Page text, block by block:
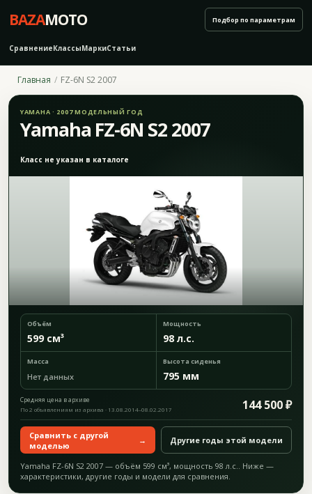
BAZAMOTO
СравнениеКлассыМаркиСтатьи
Подбор по параметрам
Главная FZ-6N S2 2007
YAMAHA · 2007 МОДЕЛЬНЫЙ ГОД
Yamaha FZ-6N S2 2007
Класс не указан в каталоге
Объём
599 см³
Мощность
98 л.с.
Масса
Нет данных
Высота сиденья
795 мм
Средняя цена в архиве 144 500 ₽
По 2 объявлениям из архива · 13.08.2014–08.02.2017
Сравнить с другой
моделью
→ Другие годы этой модели
Yamaha FZ-6N S2 2007 — объём 599 см³, мощность 98 л.с.. Ниже —
характеристики, другие годы и модели для сравнения.